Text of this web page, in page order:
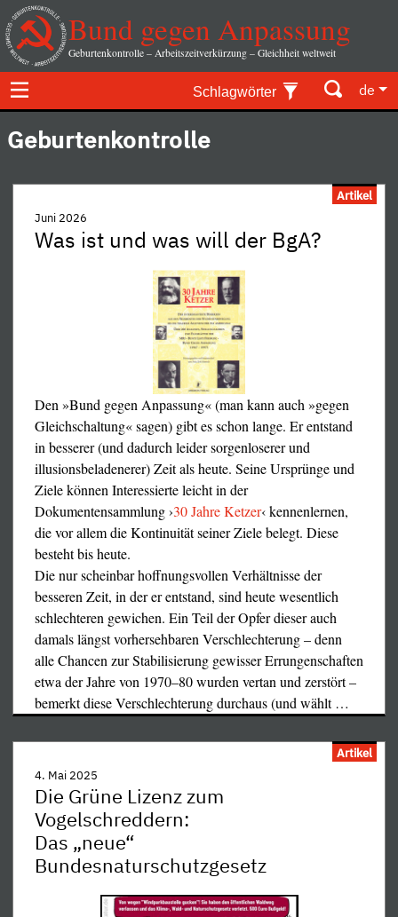
Bund gegen Anpassung
Geburtenkontrolle – Arbeitszeitverkürzung – Gleichheit weltweit
Schlagwörter de
Geburtenkontrolle
Artikel
Juni 2026
Was ist und was will der BgA?
Den »Bund gegen Anpassung« (man kann auch »gegen
Gleichschaltung« sagen) gibt es schon lange. Er entstand
in besserer (und dadurch leider sorgenloserer und
illusionsbeladenerer) Zeit als heute. Seine Ursprünge und
Ziele können Interessierte leicht in der
Dokumentensammlung ›30 Jahre Ketzer‹ kennenlernen,
die vor allem die Kontinuität seiner Ziele belegt. Diese
besteht bis heute.
Die nur scheinbar hoffnungsvollen Verhältnisse der
besseren Zeit, in der er entstand, sind heute wesentlich
schlechteren gewichen. Ein Teil der Opfer dieser auch
damals längst vorhersehbaren Verschlechterung – denn
alle Chancen zur Stabilisierung gewisser Errungenschaften
etwa der Jahre von 1970–80 wurden vertan und zerstört –
bemerkt diese Verschlechterung durchaus (und wählt…
Artikel
4. Mai 2025
Die Grüne Lizenz zum
Vogelschreddern:
Das „neue“
Bundesnaturschutzgesetz